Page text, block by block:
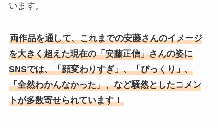
います。
両作品を通して、これまでの安藤さんのイメージ
を大きく超えた現在の「安藤正信」さんの姿に
SNSでは、「顔変わりすぎ」、「びっくり」、
「全然わかんなかった」、など騒然としたコメン
トが多数寄せられています！